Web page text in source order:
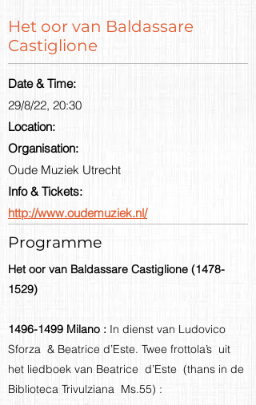
Het oor van Baldassare
Castiglione
Date & Time:
29/8/22, 20:30
Location:
Organisation:
Oude Muziek Utrecht
Info & Tickets:
http://www.oudemuziek.nl/
Programme
Het oor van Baldassare Castiglione (1478-
1529)
1496-1499 Milano : In dienst van Ludovico
Sforza & Beatrice d’Este. Twee frottola’s uit
het liedboek van Beatrice d’Este (thans in de
Biblioteca Trivulziana Ms.55) :